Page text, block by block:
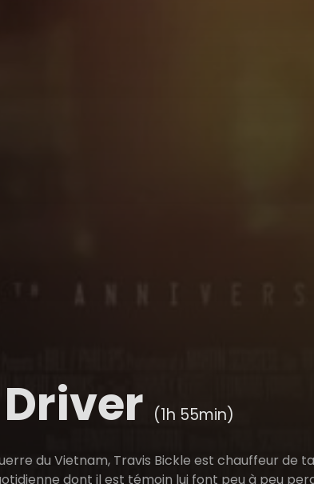
(1h 55min)
du Vietnam, Travis Bickle est chauffeur de
dont il est témoin lui font peu à peu